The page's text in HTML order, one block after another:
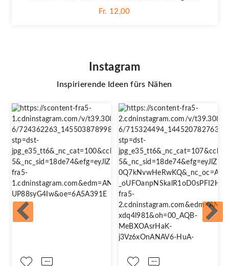
Fr. 12,00
Instagram
Inspirierende Ideen fürs Nähen